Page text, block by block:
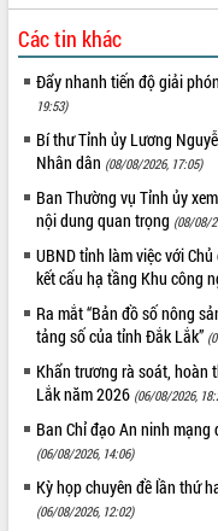
Trailer Lễ hội Sầu riêng Đắk Lắk
2026
Khám bệnh, cấp phát thuốc
và tặng quà người dân xã Cư Pui
Hội nghị UBND tỉnh Đắk Lắk
tháng 7/2026
Lễ truy tặng danh hiệu “Bà Mẹ
Nam Anh hùng” và trao Huân
UBND tỉnh Đắk Lắk triển khai
ALBUM ẢNH
Các tin khác
Đẩy nhanh tiến độ giải
19:53)
Bí thư Tỉnh ủy Lương
Nhân dân (08/08/2026, 17:05)
Ban Thường vụ Tỉnh ủy
nội dung quan trọng (08/08/
UBND tỉnh làm việc với
kết cấu hạ tầng Khu công
Ra mắt “Bản đồ số nông
tảng số của tỉnh Đắk Lắk”
Khẩn trương rà soát, hoàn
Lắk năm 2026 (06/08/2026,
Ban Chỉ đạo An ninh
(06/08/2026, 14:06)
Kỳ họp chuyên đề lần thứ
(06/08/2026, 12:02)